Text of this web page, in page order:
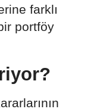
farklı
portföy